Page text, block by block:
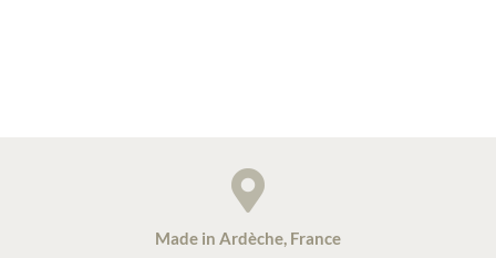

Made in Ardèche, France